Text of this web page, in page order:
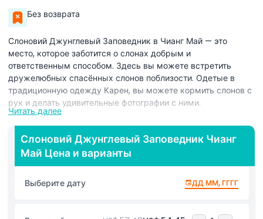
Без возврата
Слоновий Джунглевый Заповедник в Чианг Май — это
место, которое заботится о слонах добрым и
ответственным способом. Здесь вы можете встретить
дружелюбных спасённых слонов поблизости. Одетые в
традиционную одежду Карен, вы можете кормить слонов с
рук и делать удивительные фотографии с ними.
Проведя время с этими добрыми гигантами, вы
присоединитесь к ним на веселую грязевую спа-
процедуру. Смотрите, как слоны играют в грязи, и вы даже
можете присоединиться к ним! Затем отправляйтесь к реке
помогая их очищать.
Читать далее
Слоновий Джунглевый Заповедник Чианг
Май Цена и варианты
Выберите дату ДД ММ, ГГГГ